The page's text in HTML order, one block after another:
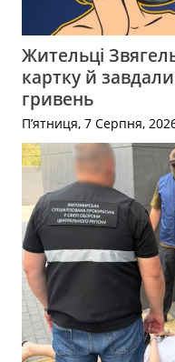
Жительці
картку й
гривень
П’ятниця, 7 Серпня,